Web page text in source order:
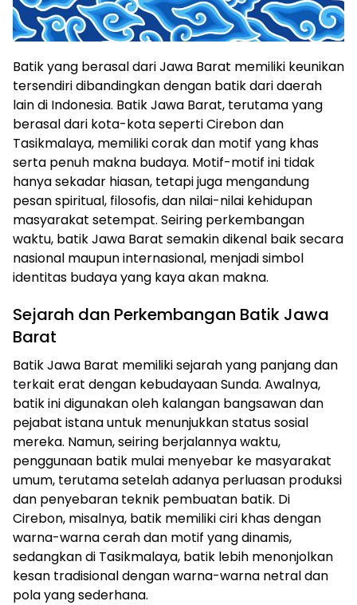
Batik yang berasal dari Jawa Barat memiliki keunikan
tersendiri dibandingkan dengan batik dari daerah
lain di Indonesia. Batik Jawa Barat, terutama yang
berasal dari kota-kota seperti Cirebon dan
Tasikmalaya, memiliki corak dan motif yang khas
serta penuh makna budaya. Motif-motif ini tidak
hanya sekadar hiasan, tetapi juga mengandung
pesan spiritual, filosofis, dan nilai-nilai kehidupan
masyarakat setempat. Seiring perkembangan
waktu, batik Jawa Barat semakin dikenal baik secara
nasional maupun internasional, menjadi simbol
identitas budaya yang kaya akan makna.
Sejarah dan Perkembangan Batik Jawa
Barat
Batik Jawa Barat memiliki sejarah yang panjang dan
terkait erat dengan kebudayaan Sunda. Awalnya,
batik ini digunakan oleh kalangan bangsawan dan
pejabat istana untuk menunjukkan status sosial
mereka. Namun, seiring berjalannya waktu,
penggunaan batik mulai menyebar ke masyarakat
umum, terutama setelah adanya perluasan produksi
dan penyebaran teknik pembuatan batik. Di
Cirebon, misalnya, batik memiliki ciri khas dengan
warna-warna cerah dan motif yang dinamis,
sedangkan di Tasikmalaya, batik lebih menonjolkan
kesan tradisional dengan warna-warna netral dan
pola yang sederhana.